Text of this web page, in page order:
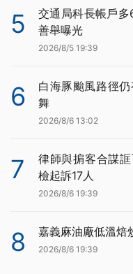
5
交通局科長帳戶
善舉曝光
2026/8/5 19:39
6
白海豚颱風路徑
舞
2026/8/6 13:02
7
律師與掮客合謀誆
檢起訴17人
2026/8/6 19:39
8 嘉義麻油廠低溫焙
2026/8/6 19:39